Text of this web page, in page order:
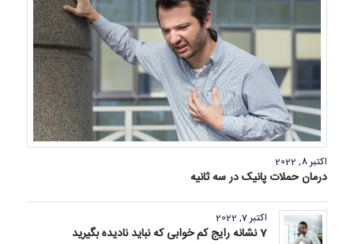
اکتبر 8, 2022
درمان حملات پانیک در سه ثانیه
اکتبر 7, 2022
7 نشانه رایج کم خوابی که نباید نادیده بگیرید